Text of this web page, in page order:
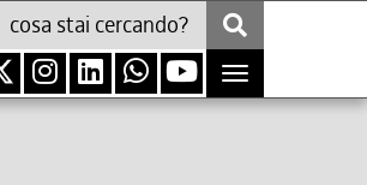
Toggle
navigation